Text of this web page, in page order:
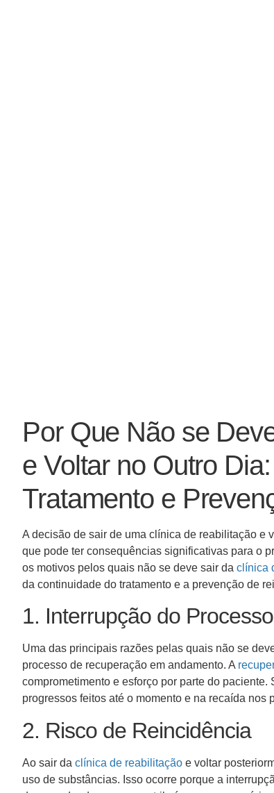
Por Que Não se
e Voltar no Outro
Tratamento e
A decisão de sair de uma clínica de reabilitação e
que pode ter consequências significativas para o
os motivos pelos quais não se deve sair da clínica
da continuidade do tratamento e a prevenção de
1. Interrupção do
Uma das principais razões pelas quais não se
processo de recuperação em andamento. A
comprometimento e esforço por parte do
progressos feitos até o momento e na recaída nos
2. Risco de Reincidência
Ao sair da clínica de reabilitação e voltar
uso de substâncias. Isso ocorre porque a